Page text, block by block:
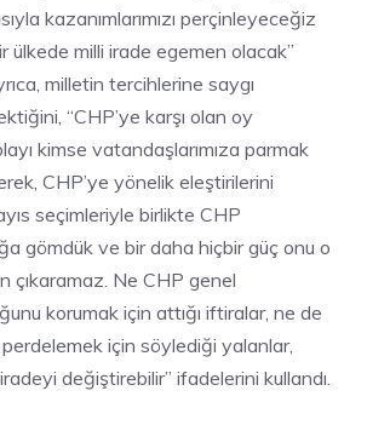
kazanımlarımızı perçinleyeceğiz
ülkede milli irade egemen olacak”
milletin tercihlerine saygı
“CHP’ye karşı olan oy
kimse vatandaşlarımıza parmak
CHP’ye yönelik eleştirilerini
seçimleriyle birlikte CHP
gömdük ve bir daha hiçbir güç onu o
çıkaramaz. Ne CHP genel
korumak için attığı iftiralar, ne de
için söylediği yalanlar,
değiştirebilir” ifadelerini kullandı.